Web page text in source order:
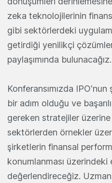
zeka teknolojilerinin
gibi sektörlerdeki
getirdiği yenilikçi
paylaşımında bulunacağız.
Konferansımızda
bir adım olduğu ve
gereken stratejiler üzerine
sektörlerden örnekler
şirketlerin finansal
konumlanması üzerindeki
değerlendireceğiz.